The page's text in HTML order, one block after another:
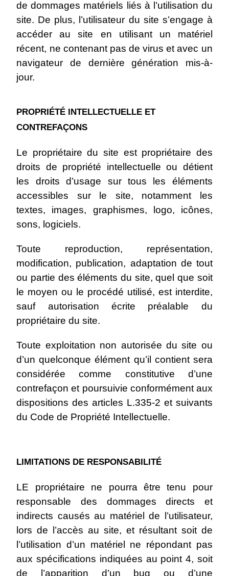
de dommages matériels liés à l’utilisation du
site. De plus, l’utilisateur du site s’engage à
accéder au site en utilisant un matériel
récent, ne contenant pas de virus et avec un
navigateur de dernière génération mis-à-
jour.
PROPRIÉTÉ INTELLECTUELLE ET
CONTREFAÇONS
Le propriétaire du site est propriétaire des
droits de propriété intellectuelle ou détient
les droits d’usage sur tous les éléments
accessibles sur le site, notamment les
textes, images, graphismes, logo, icônes,
sons, logiciels.
Toute reproduction, représentation,
modification, publication, adaptation de tout
ou partie des éléments du site, quel que soit
le moyen ou le procédé utilisé, est interdite,
sauf autorisation écrite préalable du
propriétaire du site.
Toute exploitation non autorisée du site ou
d’un quelconque élément qu’il contient sera
considérée comme constitutive d’une
contrefaçon et poursuivie conformément aux
dispositions des articles L.335-2 et suivants
du Code de Propriété Intellectuelle.
LIMITATIONS DE RESPONSABILITÉ
LE propriétaire ne pourra être tenu pour
responsable des dommages directs et
indirects causés au matériel de l’utilisateur,
lors de l’accès au site, et résultant soit de
l’utilisation d’un matériel ne répondant pas
aux spécifications indiquées au point 4, soit
de l’apparition d’un bug ou d’une